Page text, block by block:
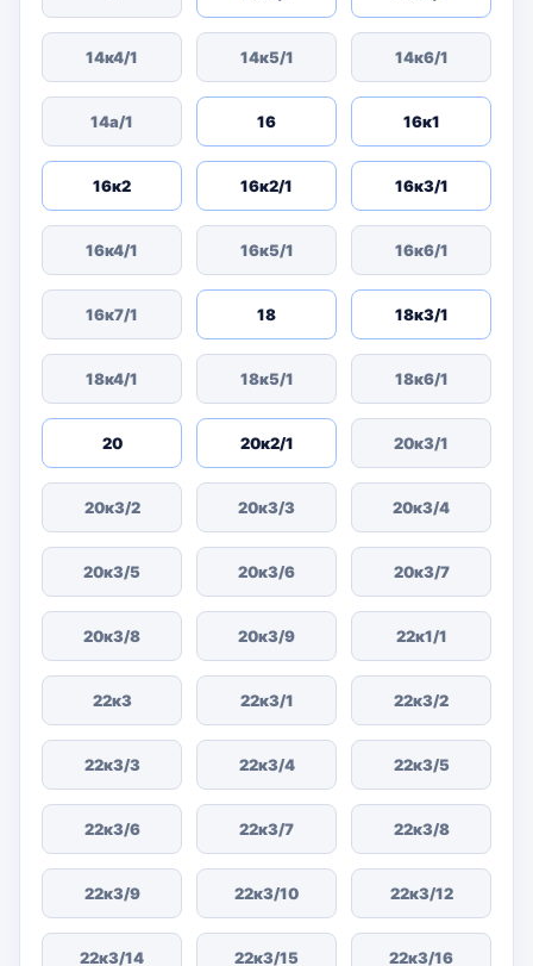
14к4/1 14к5/1 14к6/1
14а/1 16 16к1
16к2 16к2/1 16к3/1
16к4/1 16к5/1 16к6/1
16к7/1 18 18к3/1
18к4/1 18к5/1 18к6/1
20 20к2/1 20к3/1
20к3/2 20к3/3 20к3/4
20к3/5 20к3/6 20к3/7
20к3/8 20к3/9 22к1/1
22к3 22к3/1 22к3/2
22к3/3 22к3/4 22к3/5
22к3/6 22к3/7 22к3/8
22к3/9 22к3/10 22к3/12
22к3/14 22к3/15 22к3/16